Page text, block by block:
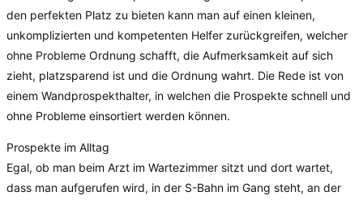
den perfekten Platz zu bieten kann man auf einen kleinen,
unkomplizierten und kompetenten Helfer zurückgreifen, welcher
ohne Probleme Ordnung schafft, die Aufmerksamkeit auf sich
zieht, platzsparend ist und die Ordnung wahrt. Die Rede ist von
einem Wandprospekthalter, in welchen die Prospekte schnell und
ohne Probleme einsortiert werden können.
Prospekte im Alltag
Egal, ob man beim Arzt im Wartezimmer sitzt und dort wartet,
dass man aufgerufen wird, in der S-Bahn im Gang steht, an der